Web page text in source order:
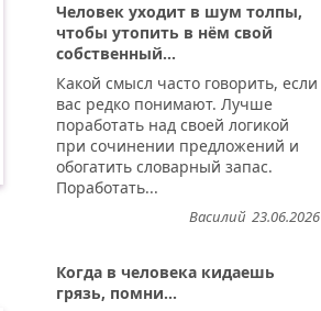
Человек уходит в шум толпы,
чтобы утопить в нём свой
собственный...
Какой смысл часто говорить, если
вас редко понимают. Лучше
поработать над своей логикой
при сочинении предложений и
обогатить словарный запас.
Поработать...
23.06.2026
Василий
Когда в человека кидаешь
грязь, помни...